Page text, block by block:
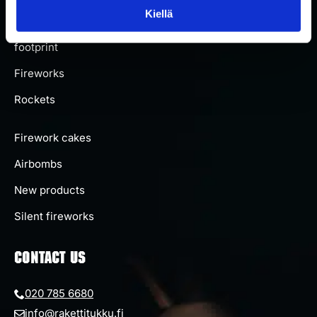
Kiellä
Carbon
footprint
Fireworks
Rockets
Firework cakes
Airbombs
New products
Silent fireworks
CONTACT US
020 785 6680
info@rakettitukku.fi